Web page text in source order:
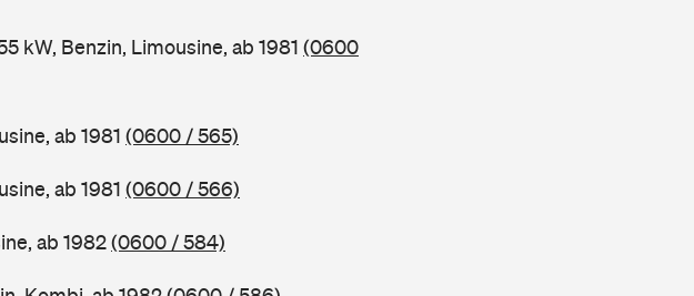
kW, Benzin, Limousine, ab 1981 (0600
ab 1981 (0600 / 565)
ab 1981 (0600 / 566)
ab 1982(0600 / 584)